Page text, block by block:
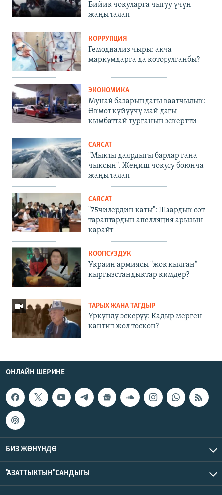
Бийик чокуларга чыгуу үчүн
жаңы талап
КОРРУПЦИЯ
Гемодиализ чыры: акча
маркумдарга да которулганбы?
ЭКОНОМИКА
Мунай базарындагы каатчылык:
Өкмөт күйүүчү май дагы
кымбаттай турганын эскертти
САЯСАТ
"Мыкты даярдыгы барлар гана
чыксын". Жеңиш чокусу боюнча
жаңы талап
САЯСАТ
"75чилердин каты": Шаардык сот
тараптардын апелляция арызын
карайт
КООПСУЗДУК
Украин армиясы "жок кылган"
кыргызстандыктар кимдер?
ТАРЫХ ЖАНА ТАГДЫР
Үркүндү эскерүү: Кадыр мерген
кантип жол тоскон?
ОНЛАЙН ШЕРИНЕ
БИЗ ЖӨНҮНДӨ
"АЗАТТЫКТЫН" САНДЫГЫ